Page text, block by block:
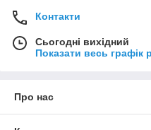
Контакти
Сьогодні вихідний
Показати весь графік
Про нас